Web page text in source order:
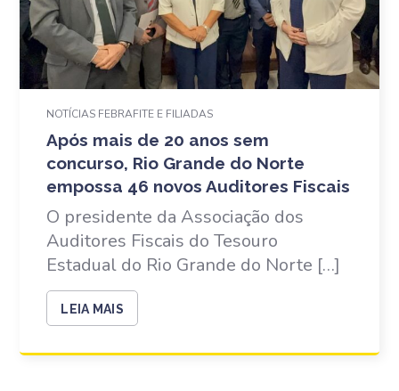
NOTÍCIAS FEBRAFITE E FILIADAS
Após mais de 20 anos sem
concurso, Rio Grande do Norte
empossa 46 novos Auditores Fiscais
O presidente da Associação dos
Auditores Fiscais do Tesouro
Estadual do Rio Grande do Norte […]
LEIA MAIS